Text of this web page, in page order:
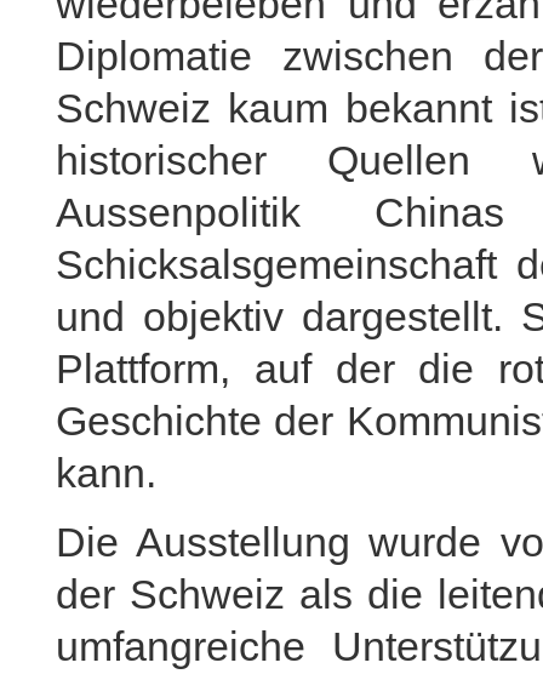
Diplomatie zwischen
Schweiz kaum bekannt
historischer Quellen
Aussenpolitik
Schicksalsgemeinschaft
und objektiv dargestellt.
Plattform, auf der die
Geschichte der
kann.
Die Ausstellung wurde
der Schweiz als die
umfangreiche